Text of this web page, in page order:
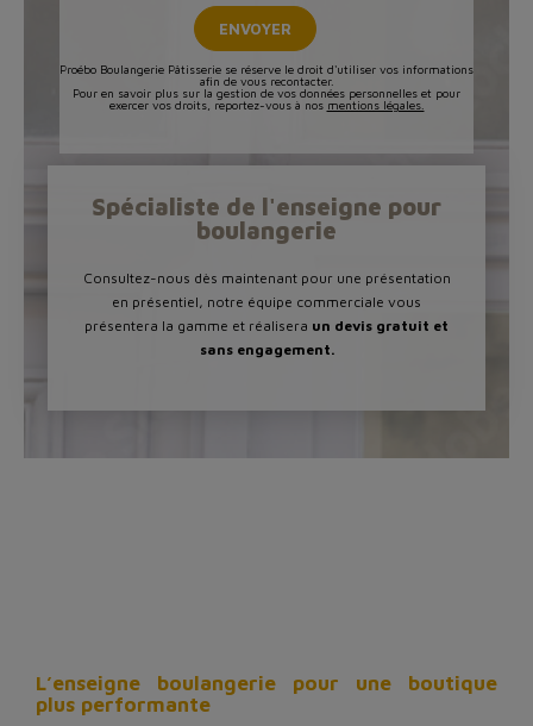
Spécialiste de l'enseigne pour
boulangerie
Consultez-nous dès maintenant pour une présentation
en présentiel, notre équipe commerciale vous
présentera la gamme et réalisera un devis gratuit et
sans engagement.
Proébo Boulangerie Pâtisserie se réserve le droit d'utiliser vos informations
afin de vous recontacter.
Pour en savoir plus sur la gestion de vos données personnelles et pour
exercer vos droits, reportez-vous à nos mentions légales.
L’enseigne boulangerie pour une boutique
plus performante